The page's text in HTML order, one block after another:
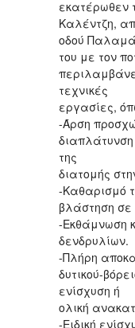
εκατέρωθεν
Καλέντζη,
οδού
του με τον
τεχνικές
εργασίες,
-Άρση
της
διατομής
-Καθαρισμό
βλάστηση σε
-Εκθάμνωση
δενδρυλίων.
-Πλήρη
δυτικού-
ενίσχυση ή
ολική
-Ειδική